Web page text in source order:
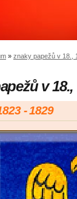
» znaky papežů v 18.,
v
- 1829